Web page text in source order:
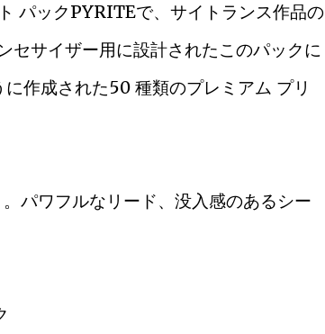
ックPYRITEで、サイトランス作品の
サイザー用に設計されたこのパックに
作成された50 種類のプレミアム プリ
パワフルなリード、没入感のあるシー